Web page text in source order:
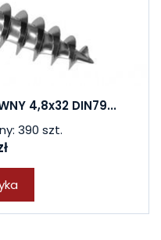
4,8x32 DIN79...
390 szt.